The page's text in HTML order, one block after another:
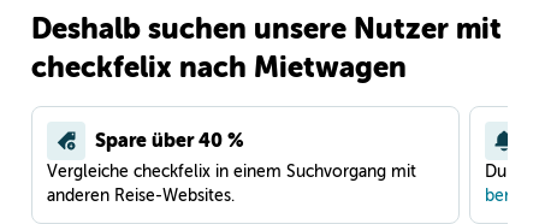
Deshalb suchen unsere Nutzer mit
checkfelix nach Mietwagen
Spare über 40 %
Vergleiche checkfelix in einem Suchvorgang mit
anderen Reise-Websites.
Du